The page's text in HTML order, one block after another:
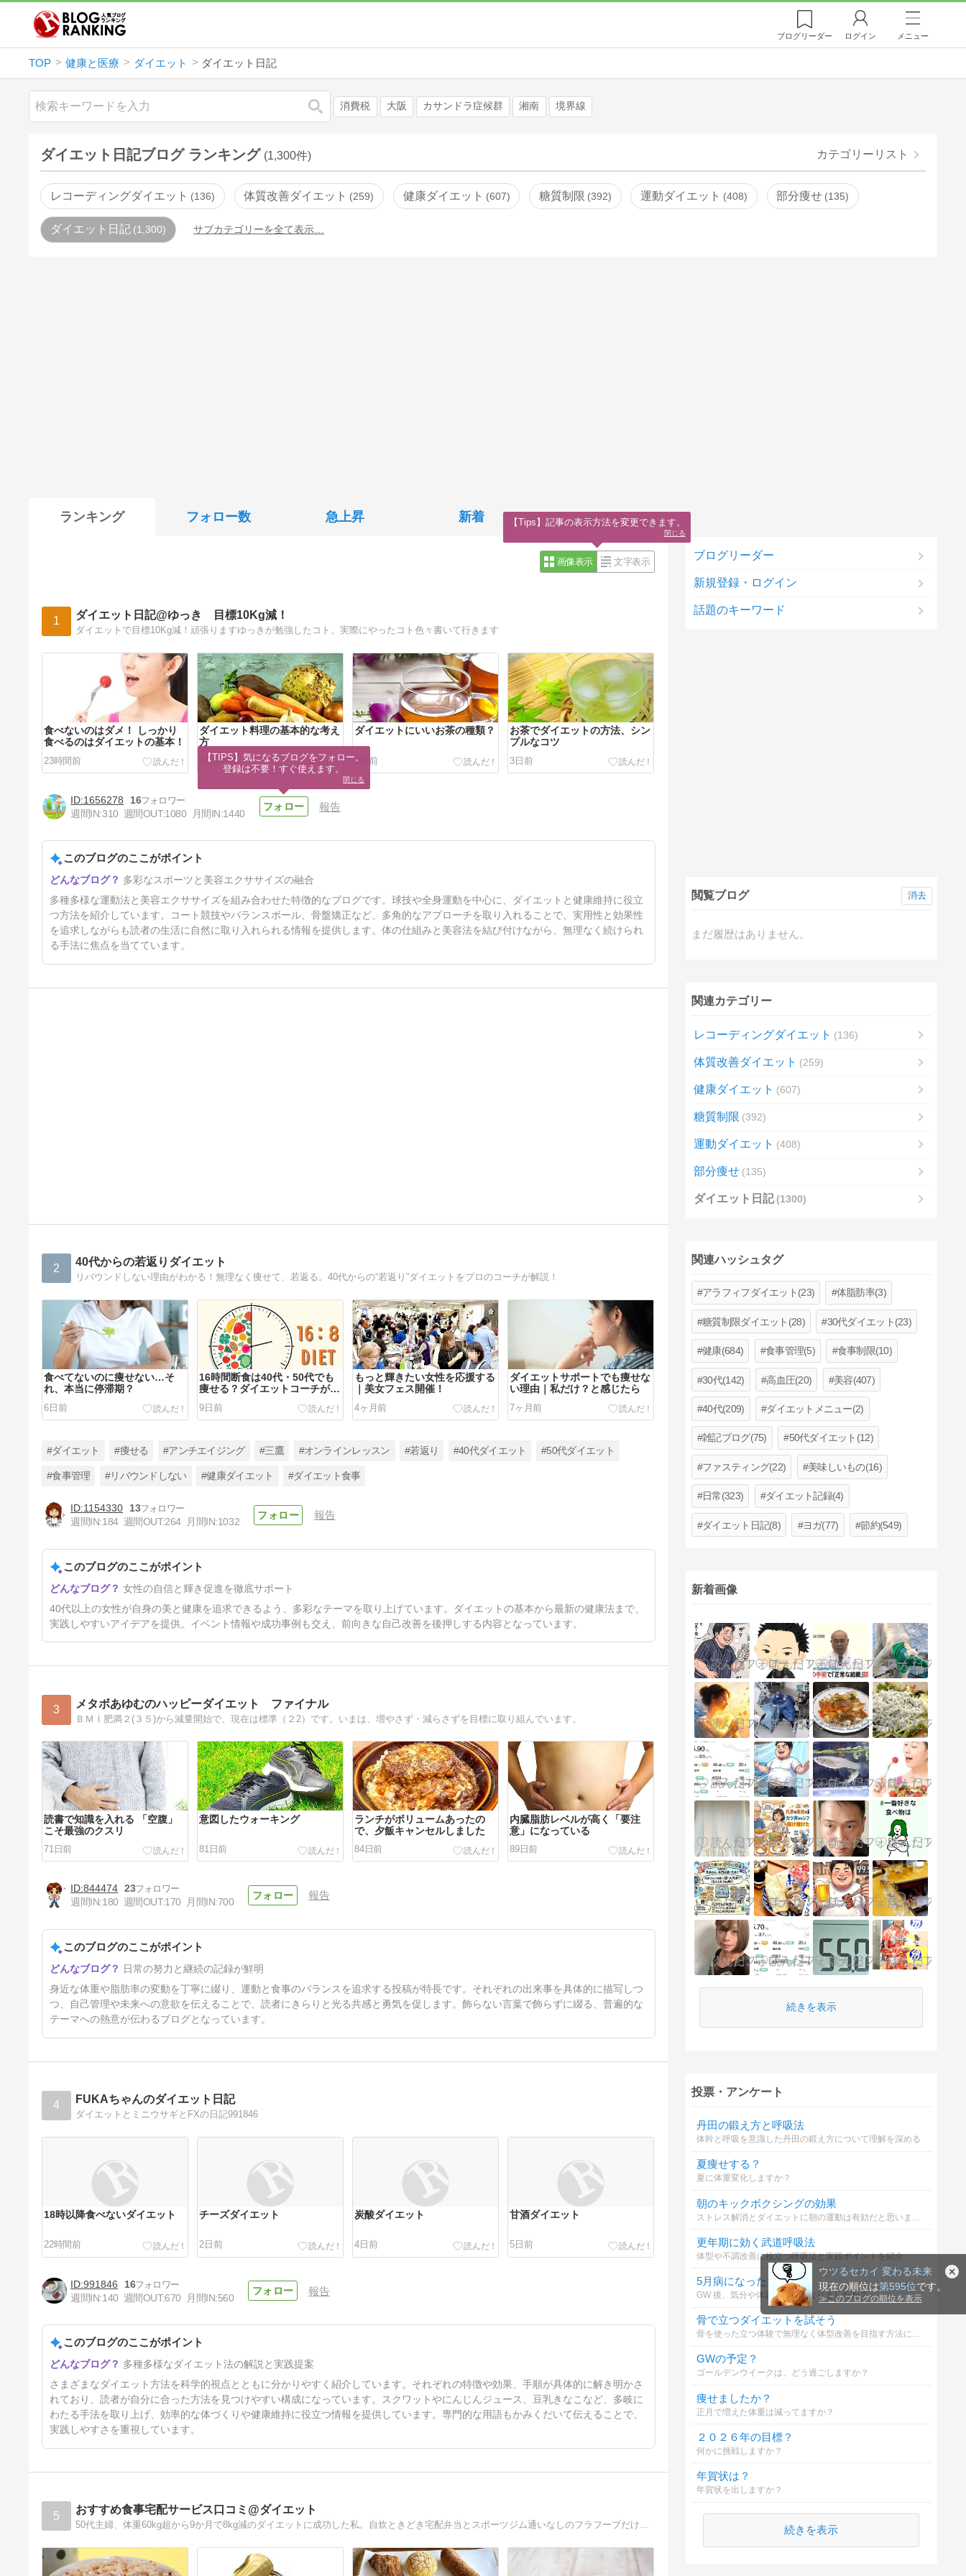
ウツるセカイ 変わる未来
現在の順位は第595位です。
≫このブログの順位を表示
ブログリーダー ログイン メニュー
TOP 健康と医療 ダイエット ダイエット日記
検索 消費税 大阪 カサンドラ症候群 湘南 境界線
ダイエット日記ブログ ランキング (1,300件) カテゴリーリスト
レコーディングダイエット 136 体質改善ダイエット 259 健康ダイエット 607 糖質制限 392 運動ダイエット 408 部分痩せ 135
ダイエット日記 1,300 サブカテゴリーを全て表示…
ランキング フォロー数 急上昇 新着
画像表示 文字表示
1 ダイエット日記@ゆっき 目標10Kg減！
ダイエットで目標10Kg減！頑張りますゆっきが勉強したコト、実際にやったコト色々書いて行きます
食べないのはダメ！ しっかり
食べるのはダイエットの基本！
23時間前
ダイエット料理の基本的な考え
方
31時間前
ダイエットにいいお茶の種類？
2日前
お茶でダイエットの方法、シン
プルなコツ
3日前
お茶がダイエットに効果的とい
う根拠
4日前
1656278
16
週間IN:310 週間OUT:1080 月間IN:1440
報告
このブログのここがポイント
多彩なスポーツと美容エクササイズの融合
多種多様な運動法と美容エクササイズを組み合わせた特徴的なブログです。球技や全身運動を中心に、ダイエットと健康維持に役立
つ方法を紹介しています。コート競技やバランスボール、骨盤矯正など、多角的なアプローチを取り入れることで、実用性と効果性
を追求しながらも読者の生活に自然に取り入れられる情報を提供します。体の仕組みと美容法を結び付けながら、無理なく続けられ
る手法に焦点を当てています。
2 40代からの若返りダイエット
リバウンドしない理由がわかる！無理なく痩せて、若返る。40代からの“若返り”ダイエットをプロのコーチが解説！
食べてないのに痩せない…そ
れ、本当に停滞期？
6日前
16時間断食は40代・50代でも
痩せる？ダイエットコーチが本
9日前
もっと輝きたい女性を応援する
｜美女フェス開催！
4ヶ月前
ダイエットサポートでも痩せな
い理由｜私だけ？と感じたら
7ヶ月前
お正月太りを即効で解消する2
つの鍵
#ダイエット #痩せる #アンチエイジング #三鷹 #オンラインレッスン #若返り #40代ダイエット #50代ダイエット
#食事管理 #リバウンドしない #健康ダイエット #ダイエット食事
1154330
13
週間IN:184 週間OUT:264 月間IN:1032
報告
このブログのここがポイント
女性の自信と輝き促進を徹底サポート
40代以上の女性が自身の美と健康を追求できるよう、多彩なテーマを取り上げています。ダイエットの基本から最新の健康法まで、
実践しやすいアイデアを提供。イベント情報や成功事例も交え、前向きな自己改善を後押しする内容となっています。
3 メタボあゆむのハッピーダイエット ファイナル
ＢＭＩ肥満２(３５)から減量開始で、現在は標準（２2）です。いまは、増やさず・減らさずを目標に取り組んでいます。
読書で知識を入れる 「空腹」
こそ最強のクスリ
71日前
意図したウォーキング
81日前
ランチがボリュームあったの
で、夕飯キャンセルしました
84日前
内臓脂肪レベルが高く「要注
意」になっている
89日前
早々に停滞期へ突入か？
1年3ヶ月前
844474 23
週間IN:180 週間OUT:170 月間IN:700
報告
このブログのここがポイント
日常の努力と継続の記録が鮮明
身近な体重や脂肪率の変動を丁寧に綴り、運動と食事のバランスを追求する投稿が特長です。それぞれの出来事を具体的に描写しつ
つ、自己管理や未来への意欲を伝えることで、読者にきらりと光る共感と勇気を促します。飾らない言葉で飾らずに綴る、普遍的な
テーマへの熱意が伝わるブログとなっています。
4 FUKAちゃんのダイエット日記
ダイエットとミニウサギとFXの日記991846
18時以降食べないダイエット
22時間前
チーズダイエット
2日前
炭酸ダイエット
4日前
甘酒ダイエット
5日前
チーズダイエット
10日前
991846
16
週間IN:140 週間OUT:670 月間IN:560
報告
このブログのここがポイント
多種多様なダイエット法の解説と実践提案
さまざまなダイエット方法を科学的視点とともに分かりやすく紹介しています。それぞれの特徴や効果、手順が具体的に解き明かさ
れており、読者が自分に合った方法を見つけやすい構成になっています。スクワットやにんじんジュース、豆乳きなこなど、多岐に
わたる手法を取り上げ、効率的な体づくりや健康維持に役立つ情報を提供しています。専門的な用語もかみくだいて伝えることで、
実践しやすさを重視しています。
5 おすすめ食事宅配サービス口コミ@ダイエット
50代主婦、体重60kg超から9か月で8kg減のダイエットに成功した私。自炊ときどき宅配弁当とスポーツジム通いなしのフラフープだけ。そんな私の食事日記と初めてでも安心のおすすめ食事宅配サービスを比較・口コミしています。
ブログリーダー
新規登録・ログイン
話題のキーワード
閲覧ブログ
まだ履歴はありません。
消去
関連カテゴリー
レコーディングダイエット 136
体質改善ダイエット 259
健康ダイエット 607
糖質制限 392
運動ダイエット 408
部分痩せ 135
ダイエット日記 1300
関連ハッシュタグ
アラフィフダイエット(23) 体脂肪率(3)
糖質制限ダイエット(28) 30代ダイエット(23)
健康(684) 食事管理(5) 食事制限(10)
30代(142) 高血圧(20) 美容(407)
40代(209) ダイエットメニュー(2)
雑記ブログ(75) 50代ダイエット(12)
ファスティング(22) 美味しいもの(16)
日常(323) ダイエット記録(4)
ダイエット日記(8) ヨガ(77) 節約(549)
新着画像
続きを表示
投票・アンケート
丹田の鍛え方と呼吸法
体幹と呼吸を意識した丹田の鍛え方について理解を深める
夏痩せする？
夏に体重変化しますか？
朝のキックボクシングの効果
更年期に効く武道呼吸法
体型や不調改善に役立つ呼吸法と実践ポイントを紹介
5月病になった？
GW 後、気分や体調はわるくなりましたか？
骨で立つダイエットを試そう
骨を使った立つ体験で無理なく体型改善を目指す方法について
GWの予定？
ゴールデンウイークは、どう過ごしますか？
痩せましたか？
正月で増えた体重は減ってますか？
２０２６年の目標？
何かに挑戦しますか？
年賀状は？
年賀状を出しますか？
続きを表示
【TIPS】気になるブログをフォロー。
登録は不要！すぐ使えます。
閉じる
【Tips】記事の表示方法を変更できます。
閉じる